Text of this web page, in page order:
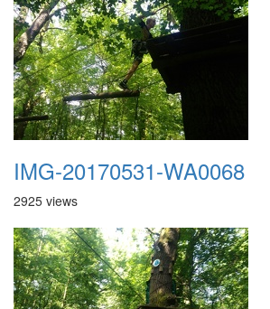
IMG-20170531-WA0068
2925 views